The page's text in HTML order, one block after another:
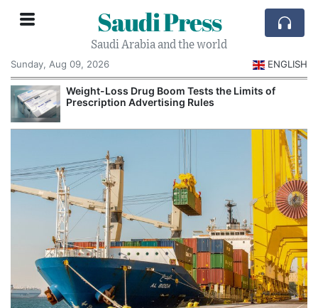
Saudi Press
Saudi Arabia and the world
Sunday, Aug 09, 2026
ENGLISH
Weight-Loss Drug Boom Tests the Limits of
Prescription Advertising Rules